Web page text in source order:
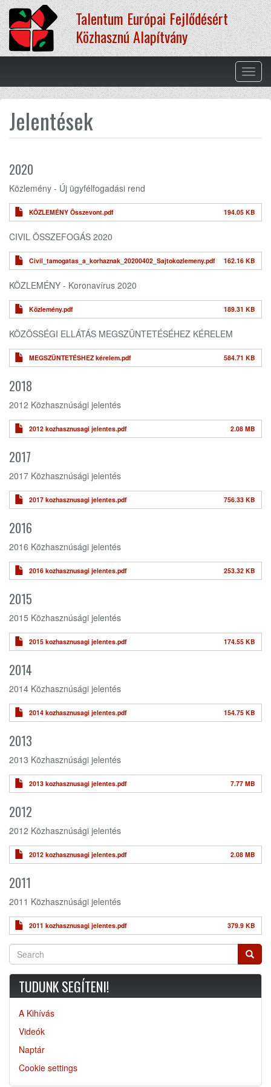
Ugrás
a
tartalomra
Talentum Európai Fejlődésért
Közhasznú Alapítvány
Jelentések
2020
Közlemény - Új ügyfélfogadási rend
KÖZLEMÉNY Összevont.pdf 194.05 KB
CIVIL ÖSSZEFOGÁS 2020
Civil_tamogatas_a_korhaznak_20200402_Sajtokozlemeny.pdf 162.16 KB
KÖZLEMÉNY - Koronavírus 2020
Közlemény.pdf 189.31 KB
KÖZÖSSÉGI ELLÁTÁS MEGSZÜNTETÉSÉHEZ KÉRELEM
MEGSZÜNTETÉSHEZ kérelem.pdf 584.71 KB
2018
2012 Közhasznúsági jelentés
2012 kozhasznusagi jelentes.pdf 2.08 MB
2017
2017 Közhasznúsági jelentés
2017 kozhasznusagi jelentes.pdf 756.33 KB
2016
2016 Közhasznúsági jelentés
2016 kozhasznusagi jelentes.pdf 253.32 KB
2015
2015 Közhasznúsági jelentés
2015 kozhasznusagi jelentes.pdf 174.55 KB
2014
2014 Közhasznúsági jelentés
2014 kozhasznusagi jelentes.pdf 154.75 KB
2013
2013 Közhasznúsági jelentés
2013 kozhasznusagi jelentes.pdf 7.77 MB
2012
2012 Közhasznúsági jelentés
2012 kozhasznusagi jelentes.pdf 2.08 MB
2011
2011 Közhasznúsági jelentés
2011 kozhasznusagi jelentes.pdf 379.9 KB
Search
TUDUNK SEGÍTENI!
A Kihívás
Videók
Naptár
Cookie settings